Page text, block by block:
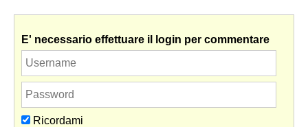
E' necessario effettuare il login per commentare
Ricordami